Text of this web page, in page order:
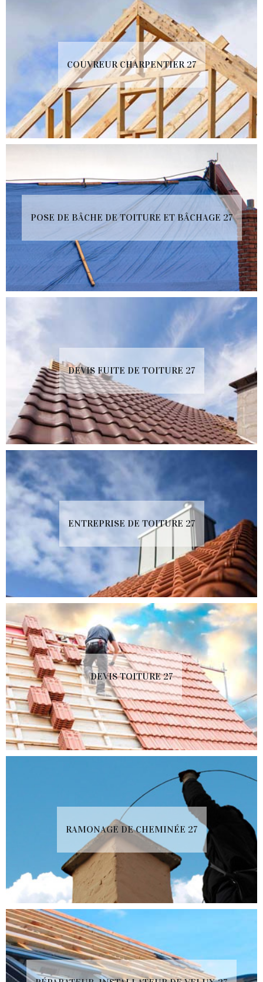
COUVREUR CHARPENTIER 27
POSE DE BÂCHE DE TOITURE ET BÂCHAGE 27
DEVIS FUITE DE TOITURE 27
ENTREPRISE DE TOITURE 27
DEVIS TOITURE 27
RAMONAGE DE CHEMINÉE 27